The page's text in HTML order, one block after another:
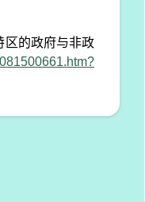
区的政府与非政